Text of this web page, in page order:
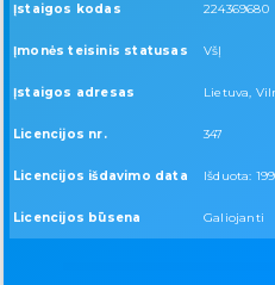
Įstaigos kodas 224369680
Įmonės teisinis statusas VšĮ
Įstaigos adresas Lietuva,
Licencijos nr. 347
Licencijos išdavimo data Išduota:
Licencijos būsena Galiojanti